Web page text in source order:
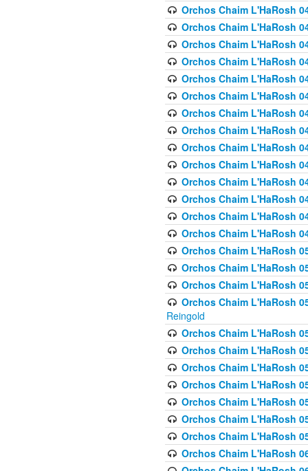
Orchos Chaim L'HaRosh
Orchos Chaim L'HaRosh
Orchos Chaim L'HaRosh
Orchos Chaim L'HaRosh
Orchos Chaim L'HaRosh
Orchos Chaim L'HaRosh
Orchos Chaim L'HaRosh
Orchos Chaim L'HaRosh
Orchos Chaim L'HaRosh
Orchos Chaim L'HaRosh
Orchos Chaim L'HaRosh
Orchos Chaim L'HaRosh
Orchos Chaim L'HaRosh
Orchos Chaim L'HaRosh
Orchos Chaim L'HaRosh
Orchos Chaim L'HaRosh
Orchos Chaim L'HaRosh
Orchos Chaim L'HaRosh
Reingold
Orchos Chaim L'HaRosh
Orchos Chaim L'HaRosh
Orchos Chaim L'HaRosh
Orchos Chaim L'HaRosh
Orchos Chaim L'HaRosh
Orchos Chaim L'HaRosh
Orchos Chaim L'HaRosh
Orchos Chaim L'HaRosh